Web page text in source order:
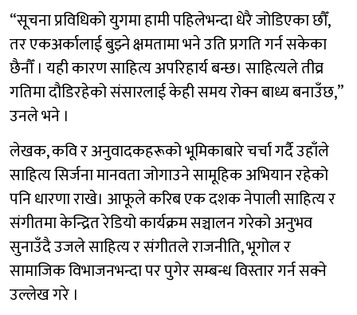
“सूचना प्रविधिको युगमा हामी पहिलेभन्दा धेरै जोडिएका छौँ,
तर एकअर्कालाई बुझ्ने क्षमतामा भने उति प्रगति गर्न सकेका
छैनौँ । यही कारण साहित्य अपरिहार्य बन्छ। साहित्यले तीव्र
गतिमा दौडिरहेको संसारलाई केही समय रोक्न बाध्य बनाउँछ,”
उनले भने ।
लेखक, कवि र अनुवादकहरूको भूमिकाबारे चर्चा गर्दै उहाँले
साहित्य सिर्जना मानवता जोगाउने सामूहिक अभियान रहेको
पनि धारणा राखे। आफूले करिब एक दशक नेपाली साहित्य र
संगीतमा केन्द्रित रेडियो कार्यक्रम सञ्चालन गरेको अनुभव
सुनाउँदै उजले साहित्य र संगीतले राजनीति, भूगोल र
सामाजिक विभाजनभन्दा पर पुगेर सम्बन्ध विस्तार गर्न सक्ने
उल्लेख गरे ।